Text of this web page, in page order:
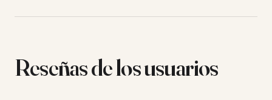
Reseñas de los usuarios